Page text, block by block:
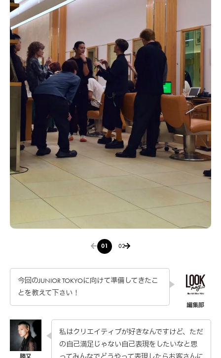
01 02
今回のJUNIOR TOKYOに向けて準備してきたこ
とを教えて下さい！
私はクリエイティブが好きなんですけど、ただ
の自己満足じゃない自己表現をしたいなと思